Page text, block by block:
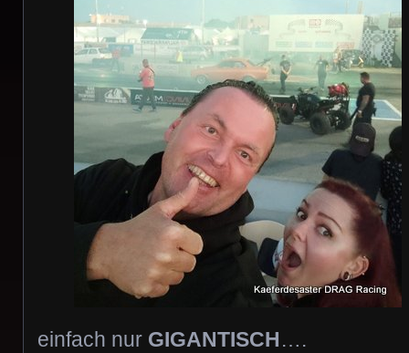
einfach nur GIGANTISCH….